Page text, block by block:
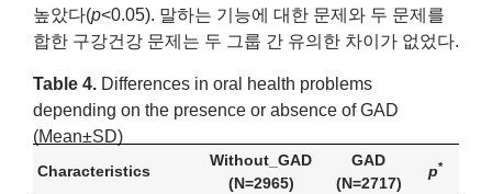
높았다(p<0.05). 말하는 기능에 대한 문제와 두 문제를
합한 구강건강 문제는 두 그룹 간 유의한 차이가 없었다.
Table 4. Differences in oral health problems
depending on the presence or absence of GAD
(Mean±SD)
Characteristics
Without_GAD
(N=2965)
GAD
(N=2717)
p*